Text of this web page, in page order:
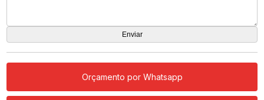
Orçamento por Whatsapp